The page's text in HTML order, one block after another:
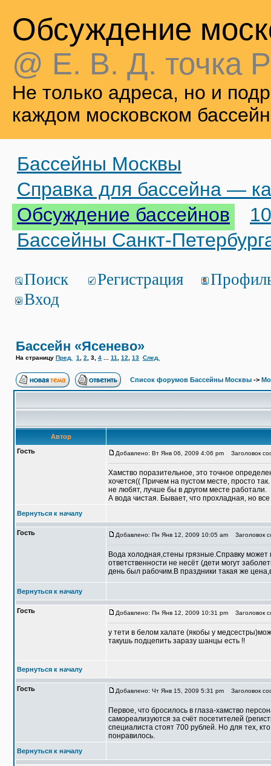
Обсуждение
@ Е. В. Д. точка
Не только адреса, но и
каждом московском
Бассейны Москвы
Справка для бассейна —
Обсуждение бассейнов
Бассейны Санкт-
Поиск Регистрация
Вход
Бассейн «Ясенево»
На страницу Пред. 1 2 3 4 11 12 13 След.
Список форумов Бассейны Москвы ->
Автор
Гость
Добавлено: Вт Янв 06, 2009 4:06 pm Заголовок
Хамство поразительное, это точное
хочется(( Причем на пустом месте, просто
не любят, лучше бы в другом месте работали.
А вода чистая. Бывает, что прохладная, но
Вернуться к началу
Гость Добавлено: Пн Янв 12, 2009 10:05 am Заголовок
Вода холодная,стены грязные.Справку
ответственности не несёт (дети могут
день был рабочим.В праздники такая же
Вернуться к началу
Гость Добавлено: Пн Янв 12, 2009 10:31 pm Заголовок
у тети в белом халате (якобы у
такушь подцепить заразу шанцы есть !!
Вернуться к началу
Гость Добавлено: Чт Янв 15, 2009 5:31 pm Заголовок
Первое, что бросилось в глаза-хамство
самореализуются за счёт посетителей
специалиста стоят 700 рублей. Но для тех,
понравилось.
Вернуться к началу